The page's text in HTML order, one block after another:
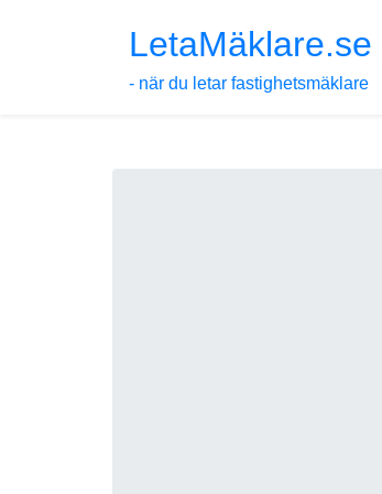
LetaMäklare.se
- när du letar fastighetsmäklare